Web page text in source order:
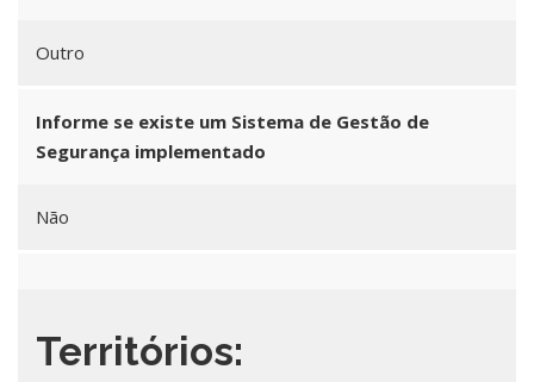
Outro
Informe se existe um Sistema de Gestão de
Segurança implementado
Não
Territórios: